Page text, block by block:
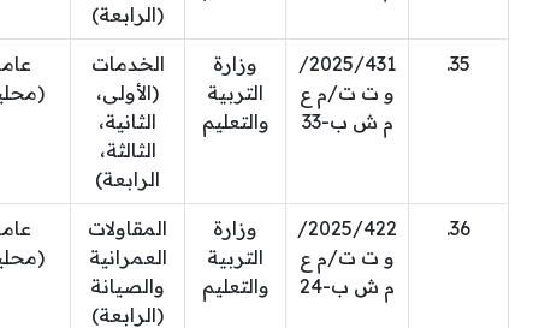
(الرابعة)
35.
2025/431/
و ت ت/م ع
م ش ب-33
وزارة
التربية
والتعليم
الخدمات
(الأولى،
الثانية،
الثالثة،
الرابعة)
36.
2025/422/
و ت ت/م ع
م ش ب-24
وزارة
التربية
والتعليم
المقاولات
العمرانية
والصيانة
(الرابعة)